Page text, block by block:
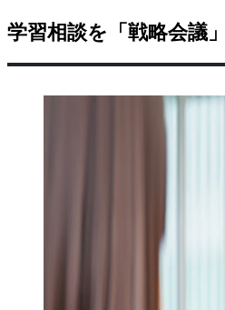
学習相談を「戦略会議